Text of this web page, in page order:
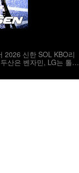
2026 신한 SOL KBO리
산은 벤자민, LG는 톨허